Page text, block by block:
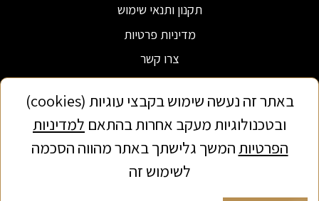
תקנון ותנאי שימוש
מדיניות פרטיות
צרו קשר
כל הזכויות שמורות לבורשטיין קפה ושוקולד 2022
באתר זה נעשה שימוש בקבצי עוגיות (cookies)
ובטכנולוגיות מעקב אחרות בהתאם למדיניות
הפרטיותהמשך גלישתך באתר מהווה הסכמה
לשימוש זה